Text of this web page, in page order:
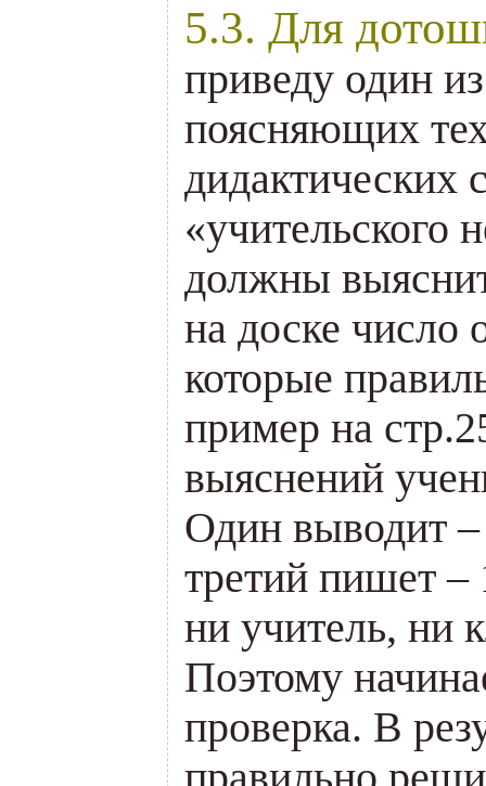
5.3. Для
приведу один
поясняющих
дидактических
«учительского
должны
на доске число
которые
пример на
выяснений
Один выводит –
третий пишет –
ни учитель, ни
Поэтому
проверка. В